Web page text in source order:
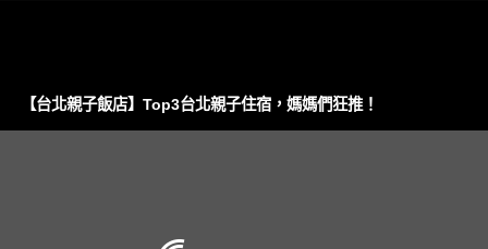
【台北親子飯店】Top3台北親子住宿，媽媽們狂推！